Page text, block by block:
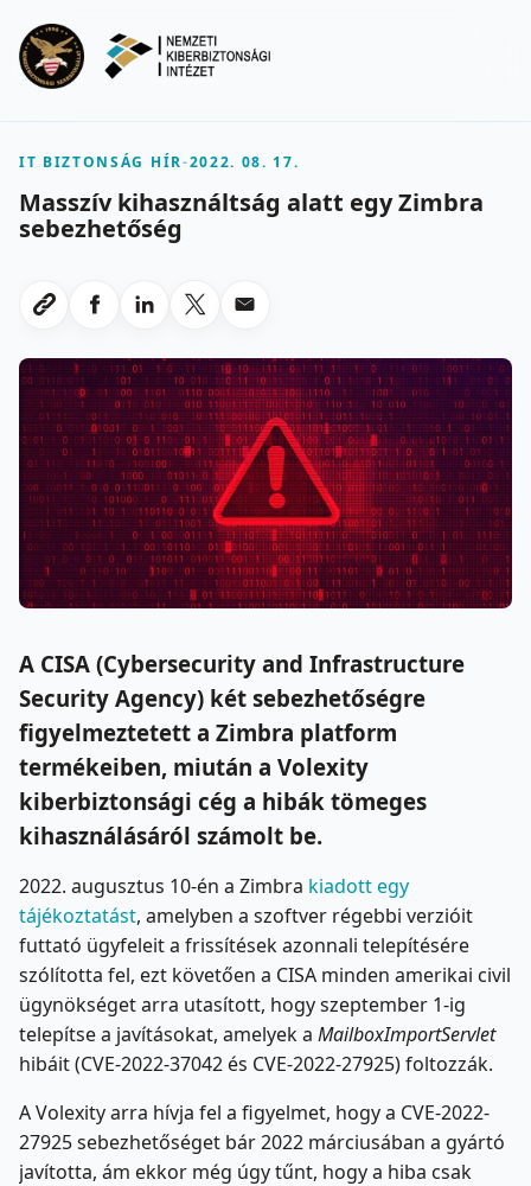
IT BIZTONSÁG HÍR-2022. 08. 17.
Masszív kihasználtság alatt egy Zimbra
sebezhetőség
Link masolasa
Megosztas Facebookon
Megosztas LinkedInen
Megosztas X-en
Megosztas emailben
A CISA (Cybersecurity and Infrastructure
Security Agency) két sebezhetőségre
figyelmeztetett a Zimbra platform
termékeiben, miután a Volexity
kiberbiztonsági cég a hibák tömeges
kihasználásáról számolt be.
2022. augusztus 10-én a Zimbra kiadott egy
tájékoztatást, amelyben a szoftver régebbi verzióit
futtató ügyfeleit a frissítések azonnali telepítésére
szólította fel, ezt követően a CISA minden amerikai civil
ügynökséget arra utasított, hogy szeptember 1-ig
telepítse a javításokat, amelyek a MailboxImportServlet
hibáit (CVE-2022-37042 és CVE-2022-27925) foltozzák.
A Volexity arra hívja fel a figyelmet, hogy a CVE-2022-
27925 sebezhetőséget bár 2022 márciusában a gyártó
javította, ám ekkor még úgy tűnt, hogy a hiba csak